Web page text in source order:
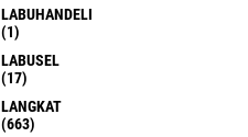
LABUHANDELI
(1)
LABUSEL
(17)
LANGKAT
(663)